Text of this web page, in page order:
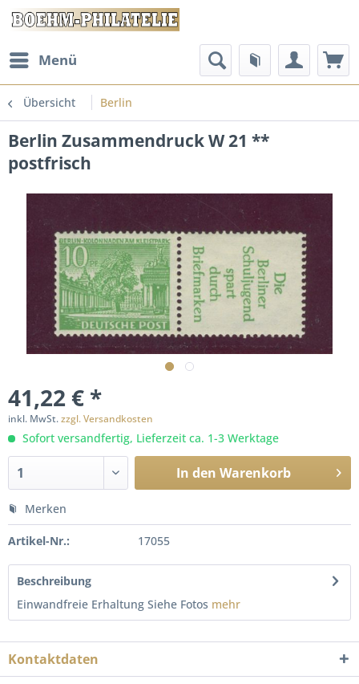
Menü
Übersicht Berlin
Berlin Zusammendruck W 21 **
postfrisch
41,22 € *
inkl. MwSt.zzgl. Versandkosten
Sofort versandfertig, Lieferzeit ca. 1-3 Werktage
In den Warenkorb
Merken
Artikel-Nr.: 17055
Beschreibung
Einwandfreie Erhaltung Siehe Fotos mehr
Kontaktdaten